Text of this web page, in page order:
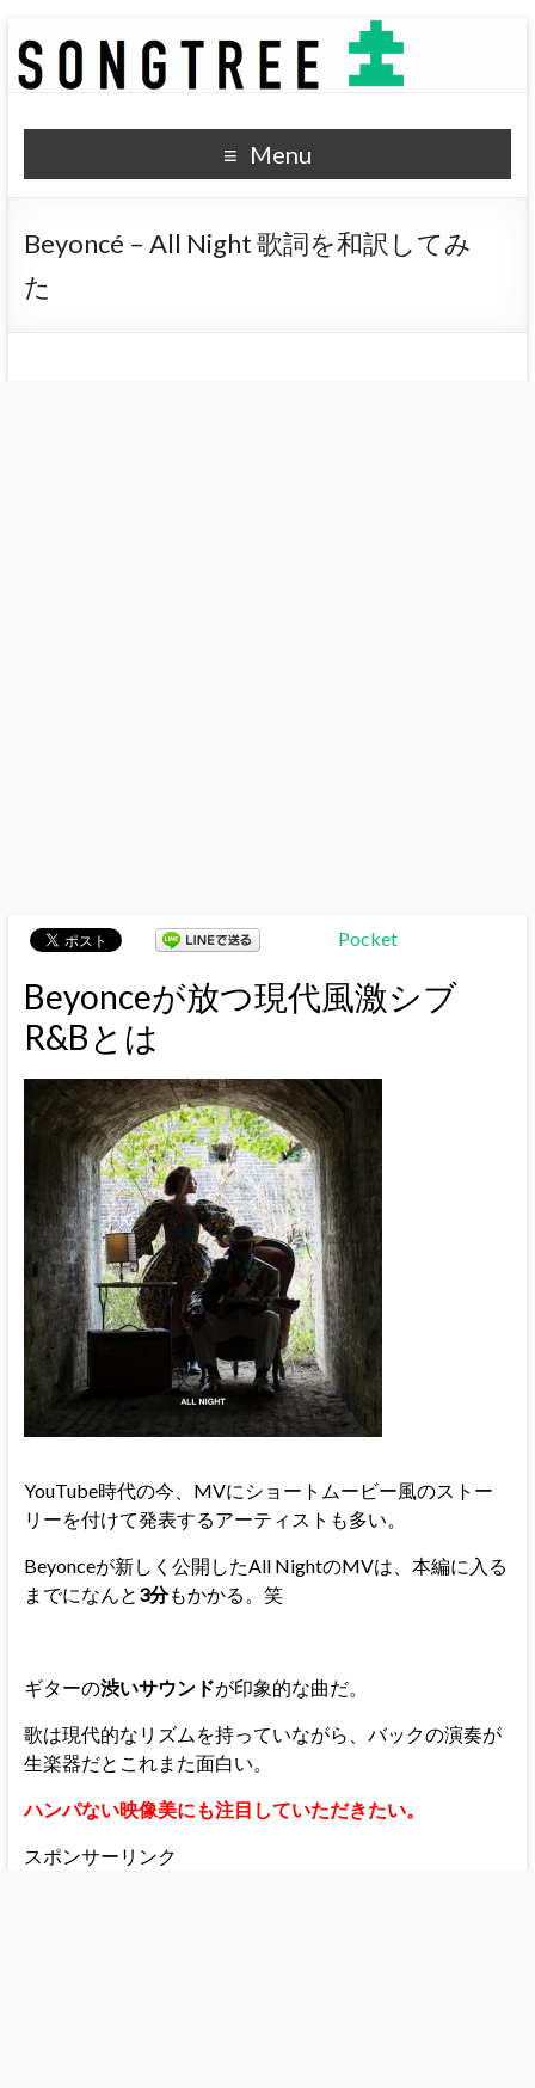
SONGTREE
洋楽歌詞の和訳なら
Menu
Beyoncé – All Night 歌詞を和訳してみ
た
Pocket
Beyonceが放つ現代風激シブ
R&Bとは
YouTube時代の今、MVにショートムービー風のストー
リーを付けて発表するアーティストも多い。
Beyonceが新しく公開したAll NightのMVは、本編に入る
までになんと 3分もかかる。笑
ギターの渋いサウンドが印象的な曲だ。
歌は現代的なリズムを持っていながら、バックの演奏が
生楽器だとこれまた面白い。
ハンパない映像美にも注目していただきたい。
スポンサーリンク